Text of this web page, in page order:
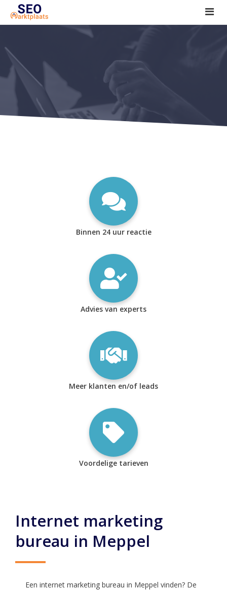
SEO tools reviews
Marketeer bij jou in de buurt?
Offerte
1. Seo voor beginners +
2. Onderzoeken +
Binnen 24 uur reactie
Advies van experts
Meer klanten en/of leads
Voordelige tarieven
Internet marketing
bureau in Meppel
Een internet marketing bureau in Meppel vinden? De